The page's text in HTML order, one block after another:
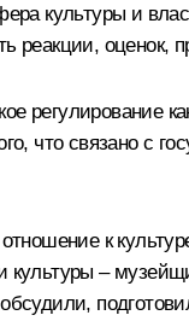
культуры и
реакции, оценок,
регулирование
что связано с
к
культуры –